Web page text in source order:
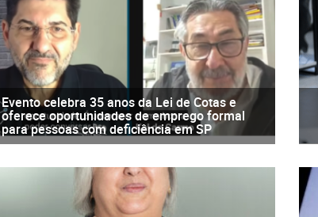
Evento celebra 35 anos da Lei de Cotas e
oferece oportunidades de emprego formal
para pessoas com deficiência em SP